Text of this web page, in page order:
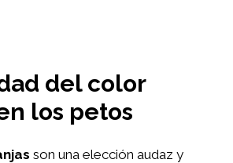
del color
los petos
son una elección audaz y